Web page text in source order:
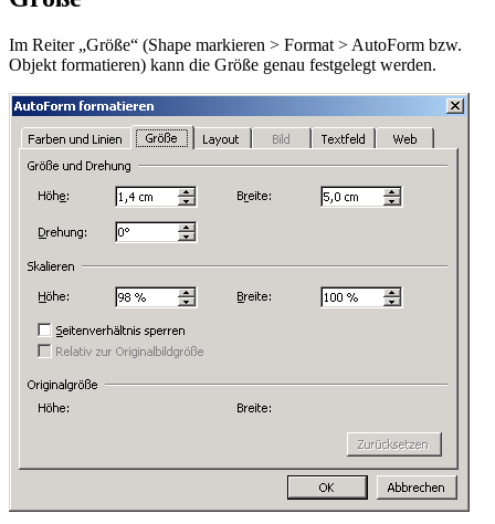
Im Reiter „Größe“ (Shape markieren > Format > AutoForm bzw.
Objekt formatieren) kann die Größe genau festgelegt werden.